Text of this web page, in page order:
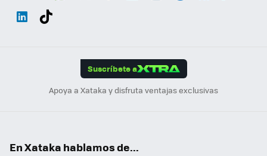
Suscríbete a
Apoya a Xataka y disfruta ventajas exclusivas
En Xataka hablamos de...